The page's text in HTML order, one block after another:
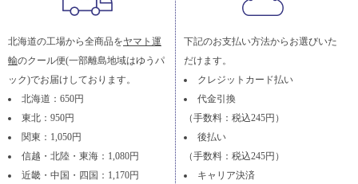
北海道の工場から全商品をヤマト運
輸のクール便(一部離島地域はゆうパ
ック)でお届けしております。
北海道：650円
東北：950円
関東：1,050円
信越・北陸・東海：1,080円
近畿・中国・四国：1,170円
下記のお支払い方法からお選びいた
だけます。
クレジットカード払い
代金引換
（手数料：税込245円）
後払い
（手数料：税込245円）
キャリア決済